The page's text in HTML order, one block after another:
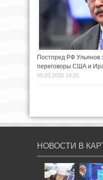
Постпред РФ Ульянов
переговоры США и
05.03.2026 14:25
НОВОСТИ В